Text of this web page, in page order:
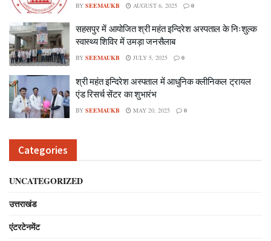
BY SEEMAUKB AUGUST 6, 2025 0
सहसपुर में आयोजित श्री महंत इन्दिरेश अस्पताल के निःशुल्क
स्वास्थ्य शिविर में उमड़ा जनसैलाब
BY SEEMAUKB JULY 5, 2025 0
श्री महंत इन्दिरेश अस्पताल में आधुनिक क्लीनिकल ट्रायल
एंड रिसर्च सेंटर का शुभारंभ
BY SEEMAUKB MAY 20, 2025 0
Categories
UNCATEGORIZED
उत्तराखंड
एंटरटेनमेंट